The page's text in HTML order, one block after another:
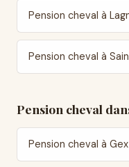
Pension cheval à
Pension cheval à
Pension cheval
Pension cheval à Gex